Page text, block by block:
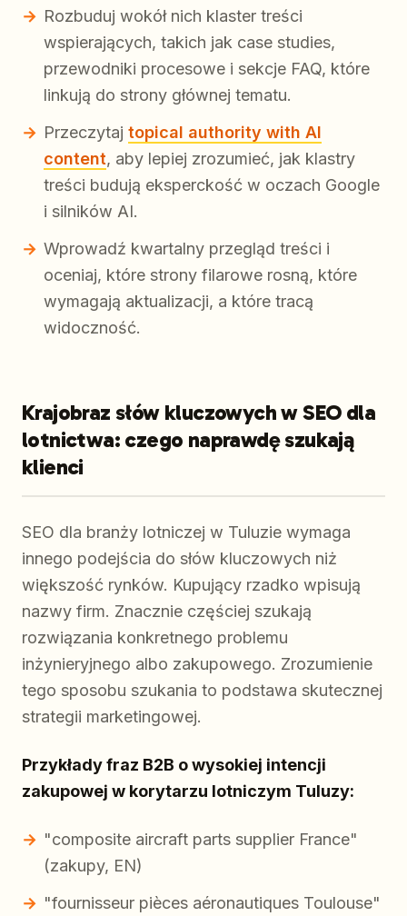
Rozbuduj wokół nich klaster treści
wspierających, takich jak case studies,
przewodniki procesowe i sekcje FAQ, które
linkują do strony głównej tematu.
Przeczytaj topical authority with AI
content, aby lepiej zrozumieć, jak klastry
treści budują eksperckość w oczach Google
i silników AI.
Wprowadź kwartalny przegląd treści i
oceniaj, które strony filarowe rosną, które
wymagają aktualizacji, a które tracą
widoczność.
Krajobraz słów kluczowych w SEO dla
lotnictwa: czego naprawdę szukają
klienci
SEO dla branży lotniczej w Tuluzie wymaga
innego podejścia do słów kluczowych niż
większość rynków. Kupujący rzadko wpisują
nazwy firm. Znacznie częściej szukają
rozwiązania konkretnego problemu
inżynieryjnego albo zakupowego. Zrozumienie
tego sposobu szukania to podstawa skutecznej
strategii marketingowej.
Przykłady fraz B2B o wysokiej intencji
zakupowej w korytarzu lotniczym Tuluzy:
"composite aircraft parts supplier France"
(zakupy, EN)
"fournisseur pièces aéronautiques Toulouse"